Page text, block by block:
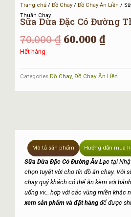
Trang chủ /Đồ Chay /Đồ Chay Ăn Liền /
Thuần Chay
Sữa Dừa Đặc Có Đường
70.000₫ Giá
70.000 ₫.
60.000₫Giá
hiện
là:
Hết hàng
Categories Đồ Chay,Đồ Chay Ăn Liền
Mô tả sản phẩm Hướng dẫn mua
Sữa Dừa Đặc Có Đường Âu Lạc tại
chọn tuyệt vời cho tín đồ ăn chay. Với
chay quý khách có thể ăn kèm với
uống vv… hợp với các vùng miền khác
xem sản phẩm và đặt hàng để được